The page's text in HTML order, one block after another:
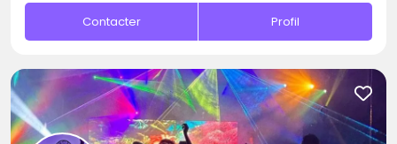
Contacter Profil